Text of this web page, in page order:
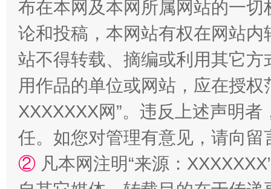
扯下公款旅游的“隐身衣” 如何以
布在本网及本网所属网站的一
论和投稿，本网站有权在网站
站不得转载、摘编或利用其它
用作品的单位或网站，应在授
XXXXXXX网”。违反上述声明
任。如您对管理有意见，请向
② 凡本网注明“来源：